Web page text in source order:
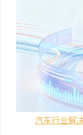
汽车行业解